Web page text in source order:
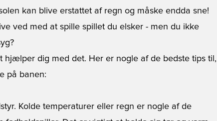
kan blive erstattet af regn og måske endda sne!
ved med at spille spillet du elsker - men du ikke
hjælper dig med det. Her er nogle af de bedste tips til,
på banen:
Kolde temperaturer eller regn er nogle af de